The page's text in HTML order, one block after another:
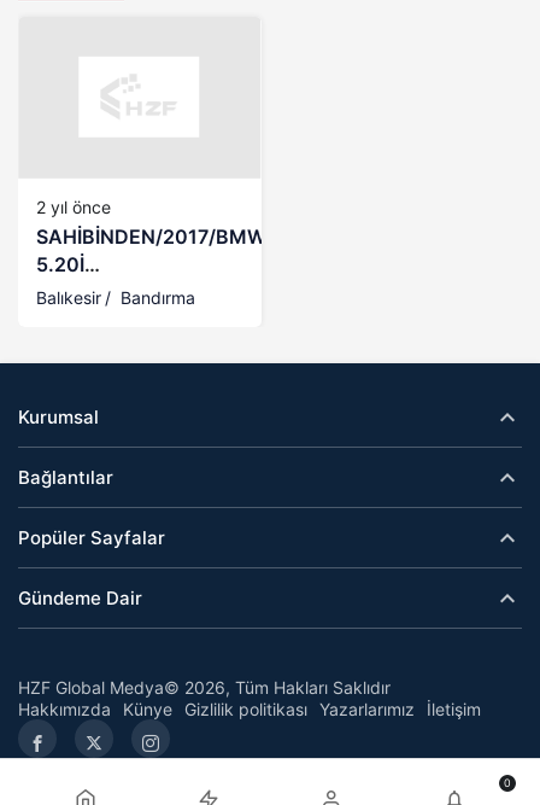
2 yıl önce
SAHİBİNDEN/2017/BMW
5.20İ
PRESTİGE+BUSINESS/M
Balıkesir Bandırma
Kurumsal
Bağlantılar
Popüler Sayfalar
Gündeme Dair
HZF Global Medya© 2026, Tüm Hakları Saklıdır
Hakkımızda
Künye Gizlilik politikası Yazarlarımız İletişim
0